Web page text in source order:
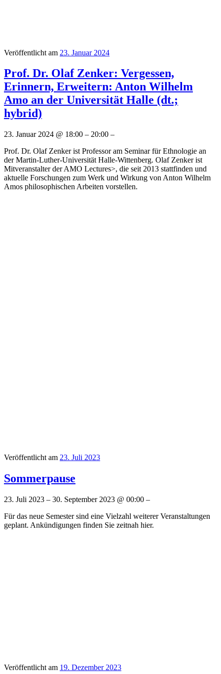
Veröffentlicht am 23. Januar 2024
Prof. Dr. Olaf Zenker: Vergessen,
Erinnern, Erweitern: Anton Wilhelm
Amo an der Universität Halle (dt.;
hybrid)
23. Januar 2024 @ 18:00 – 20:00 –
Prof. Dr. Olaf Zenker ist Professor am Seminar für Ethnologie an
der Martin-Luther-Universität Halle-Wittenberg. Olaf Zenker ist
Mitveranstalter der AMO Lectures>, die seit 2013 stattfinden und
aktuelle Forschungen zum Werk und Wirkung von Anton Wilhelm
Amos philosophischen Arbeiten vorstellen.
Veröffentlicht am 23. Juli 2023
Sommerpause
23. Juli 2023 – 30. September 2023 @ 00:00 –
Für das neue Semester sind eine Vielzahl weiterer Veranstaltungen
geplant. Ankündigungen finden Sie zeitnah hier.
Veröffentlicht am 19. Dezember 2023